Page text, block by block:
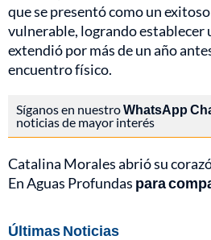
que se presentó como un
vulnerable, logrando establecer
extendió por más de un año
encuentro físico.
Síganos en nuestroWhatsApp
noticias de mayor interés
Catalina Morales abrió su
En Aguas Profundas para
Últimas Noticias